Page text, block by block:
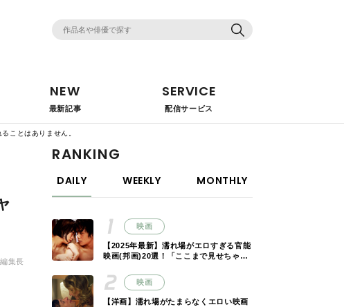
NEW
最新記事
SERVICE
配信サービス
ことはありません。
集長
RANKING
DAILY WEEKLY MONTHLY
映画
【2025年最新】濡れ場がエロすぎる官能
映画(邦画)20選！「ここまで見せちゃっ
映画
【洋画】濡れ場がたまらなくエロい映画